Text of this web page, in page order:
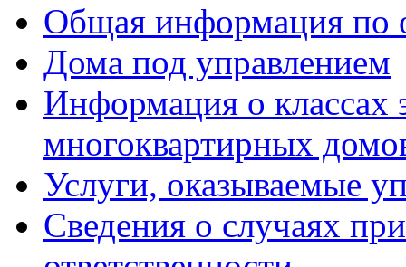
Общая информация по
Дома под управлением
Информация о классах
многоквартирных
Услуги, оказываемые
Сведения о случаях